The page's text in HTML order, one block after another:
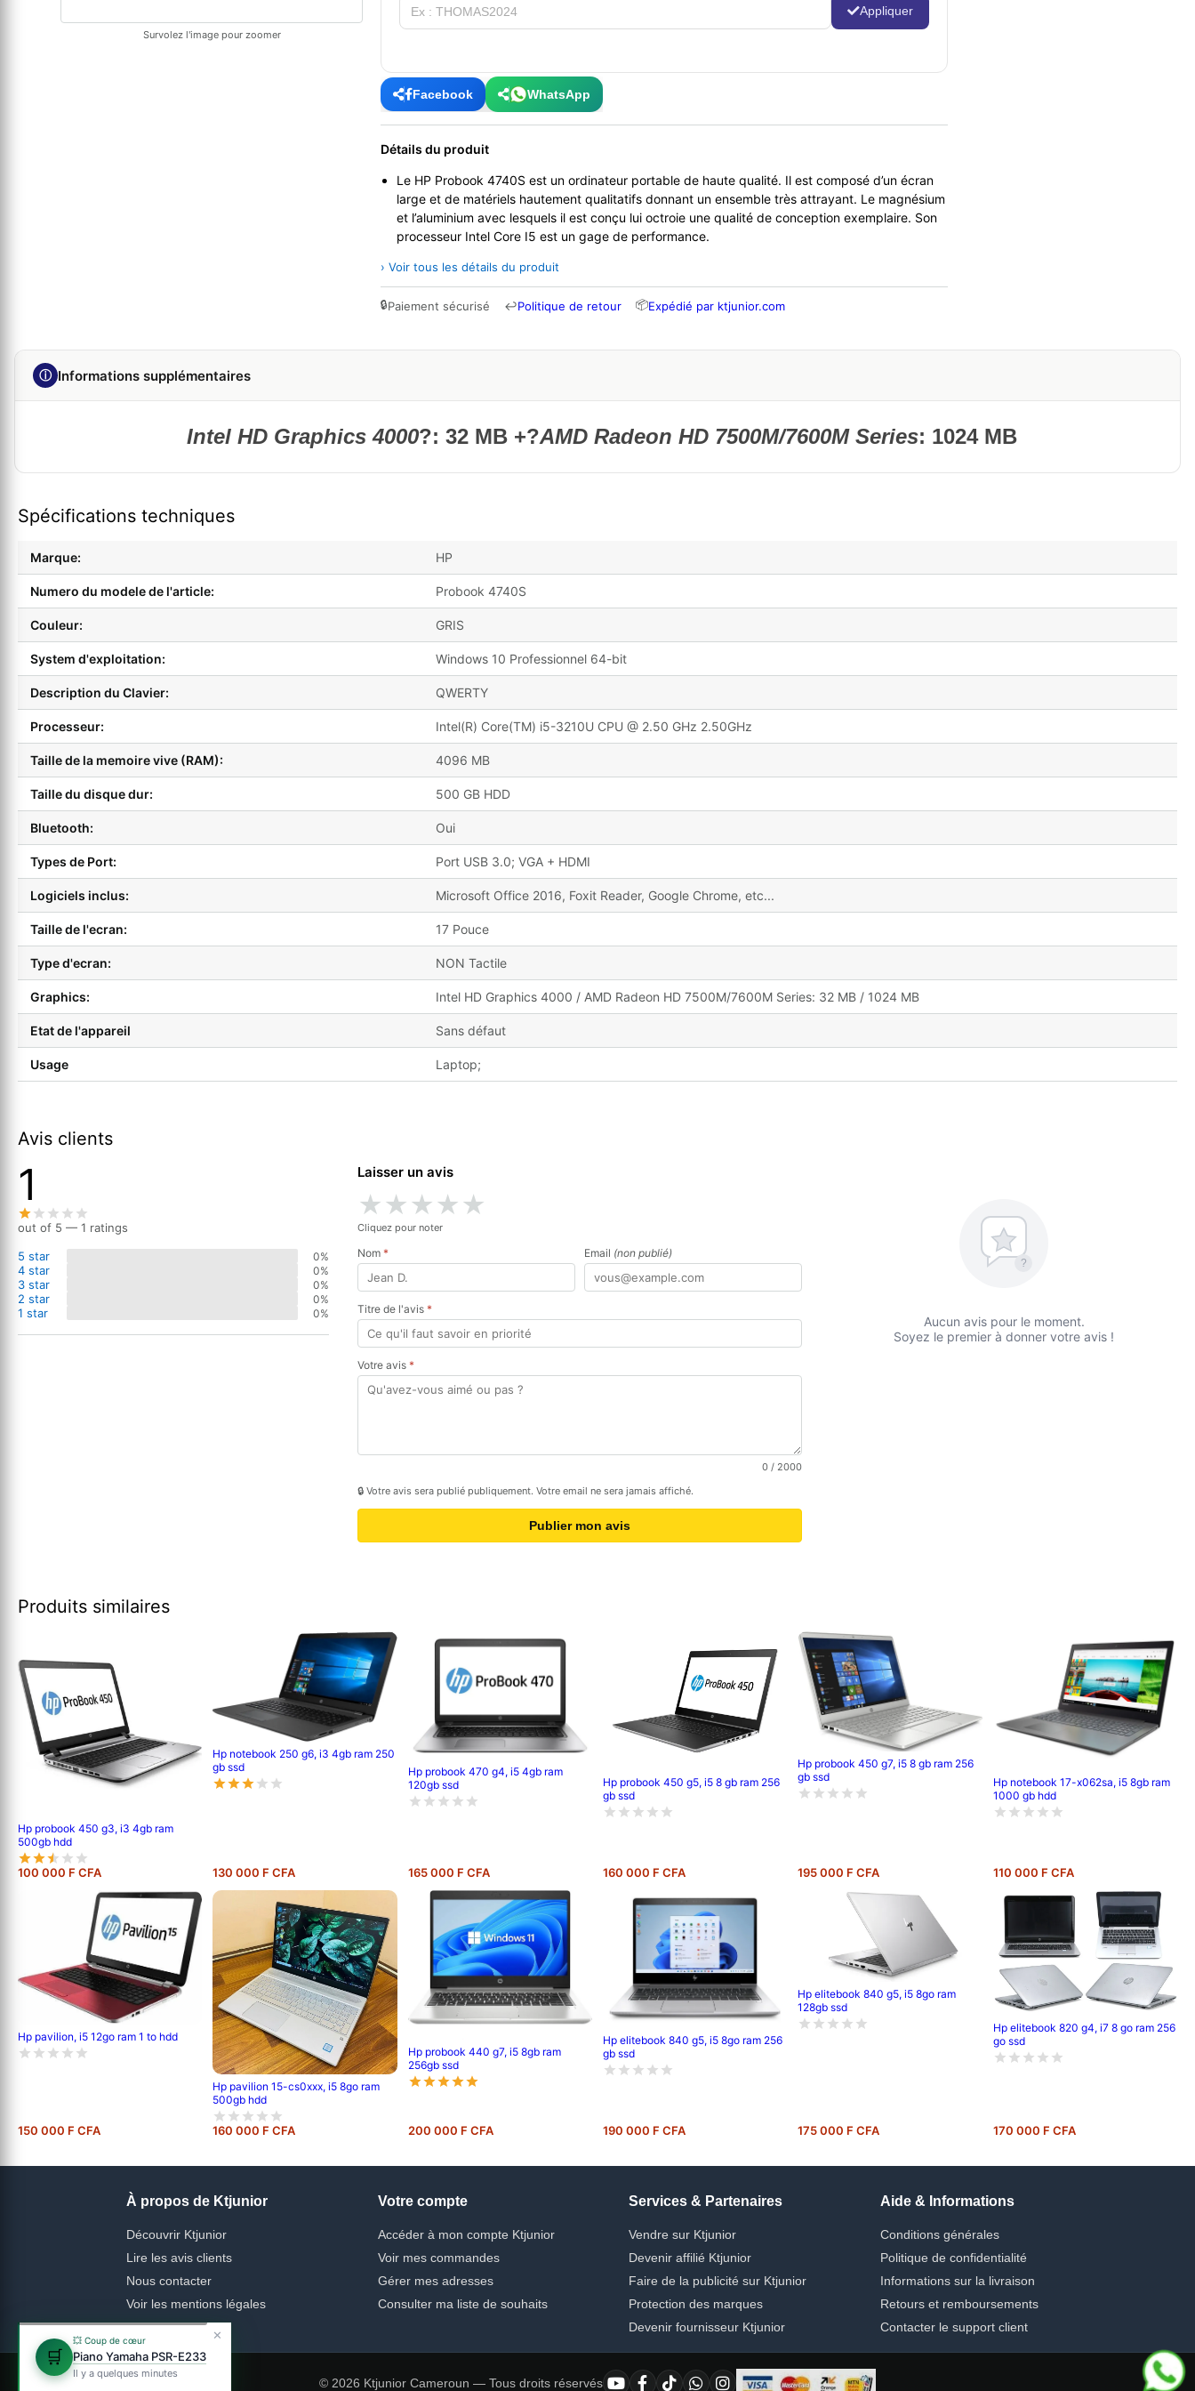
Survolez l'image pour zoomer
Appliquer
Facebook WhatsApp
Détails du produit
Le HP Probook 4740S est un ordinateur portable de haute qualité. Il est composé d’un écran
large et de matériels hautement qualitatifs donnant un ensemble très attrayant. Le magnésium
et l’aluminium avec lesquels il est conçu lui octroie une qualité de conception exemplaire. Son
processeur Intel Core I5 est un gage de performance.
› Voir tous les détails du produit
🔒Paiement sécurisé ↩Politique de retour 📦Expédié par ktjunior.com
ⓘ Informations supplémentaires
Intel HD Graphics 4000?: 32 MB +?AMD Radeon HD 7500M/7600M Series: 1024 MB
Spécifications techniques
Marque: HP
Numero du modele de l'article: Probook 4740S
Couleur: GRIS
System d'exploitation: Windows 10 Professionnel 64-bit
Description du Clavier: QWERTY
Processeur: Intel(R) Core(TM) i5-3210U CPU @ 2.50 GHz 2.50GHz
Taille de la memoire vive (RAM): 4096 MB
Taille du disque dur: 500 GB HDD
Bluetooth: Oui
Types de Port: Port USB 3.0; VGA + HDMI
Logiciels inclus: Microsoft Office 2016, Foxit Reader, Google Chrome, etc...
Taille de l'ecran: 17 Pouce
Type d'ecran: NON Tactile
Graphics: Intel HD Graphics 4000 / AMD Radeon HD 7500M/7600M Series: 32 MB / 1024 MB
Etat de l'appareil Sans défaut
Usage Laptop;
Avis clients
1
out of 5 — 1 ratings
5 star
0%
4 star 0%
3 star 0%
2 star 0%
1 star 0%
Laisser un avis
★★★★★
Cliquez pour noter
Nom * Email (non publié)
Titre de l'avis *
Votre avis *
0 / 2000
🔒 Votre avis sera publié publiquement. Votre email ne sera jamais affiché.
Publier mon avis
?
Aucun avis pour le moment.
Soyez le premier à donner votre avis !
Produits similaires
Hp probook 450 g3, i3 4gb ram
500gb hdd
100 000 F CFA
Hp notebook 250 g6, i3 4gb ram 250
gb ssd
130 000 F CFA
Hp probook 470 g4, i5 4gb ram
120gb ssd
165 000 F CFA
Hp probook 450 g5, i5 8 gb ram 256
gb ssd
160 000 F CFA
Hp probook 450 g7, i5 8 gb ram 256
gb ssd
195 000 F CFA
Hp notebook 17-x062sa, i5 8gb ram
1000 gb hdd
110 000 F CFA
Hp pavilion, i5 12go ram 1 to hdd
150 000 F CFA
Hp pavilion 15-cs0xxx, i5 8go ram
500gb hdd
160 000 F CFA
Hp probook 440 g7, i5 8gb ram
256gb ssd
200 000 F CFA
Hp elitebook 840 g5, i5 8go ram 256
gb ssd
190 000 F CFA
Hp elitebook 840 g5, i5 8go ram
128gb ssd
175 000 F CFA
Hp elitebook 820 g4, i7 8 go ram 256
go ssd
170 000 F CFA
À propos de Ktjunior
Découvrir Ktjunior
Lire les avis clients
Nous contacter
Voir les mentions légales
Votre compte
Accéder à mon compte Ktjunior
Voir mes commandes
Gérer mes adresses
Consulter ma liste de souhaits
Services & Partenaires
Vendre sur Ktjunior
Devenir affilié Ktjunior
Faire de la publicité sur Ktjunior
Protection des marques
Devenir fournisseur Ktjunior
Aide & Informations
Conditions générales
Politique de confidentialité
Informations sur la livraison
Retours et remboursements
Contacter le support client
© 2026 Ktjunior Cameroun — Tous droits réservés
🛒
💥 Coup de cœur
Piano Yamaha PSR-E233
Il y a quelques minutes
✕